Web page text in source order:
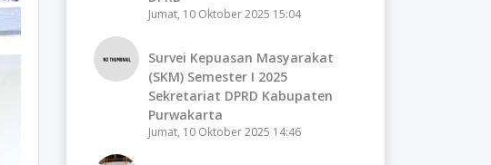
Jumat, 10 Oktober 2025 15:04
Survei Kepuasan Masyarakat
(SKM) Semester I 2025
Sekretariat DPRD Kabupaten
Purwakarta
Jumat, 10 Oktober 2025 14:46